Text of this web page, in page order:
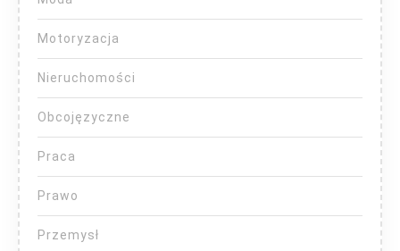
Motoryzacja
Nieruchomości
Obcojęzyczne
Praca
Prawo
Przemysł